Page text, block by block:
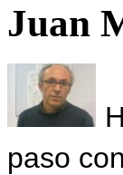
Juan
paso